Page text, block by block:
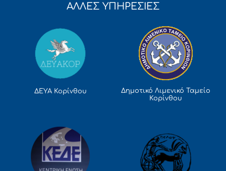
ΑΛΛΕΣ ΥΠΗΡΕΣΙΕΣ
ΔΕΥΑ Κορίνθου
Δημοτικό Λιμενικό Ταμείο
Κορίνθου